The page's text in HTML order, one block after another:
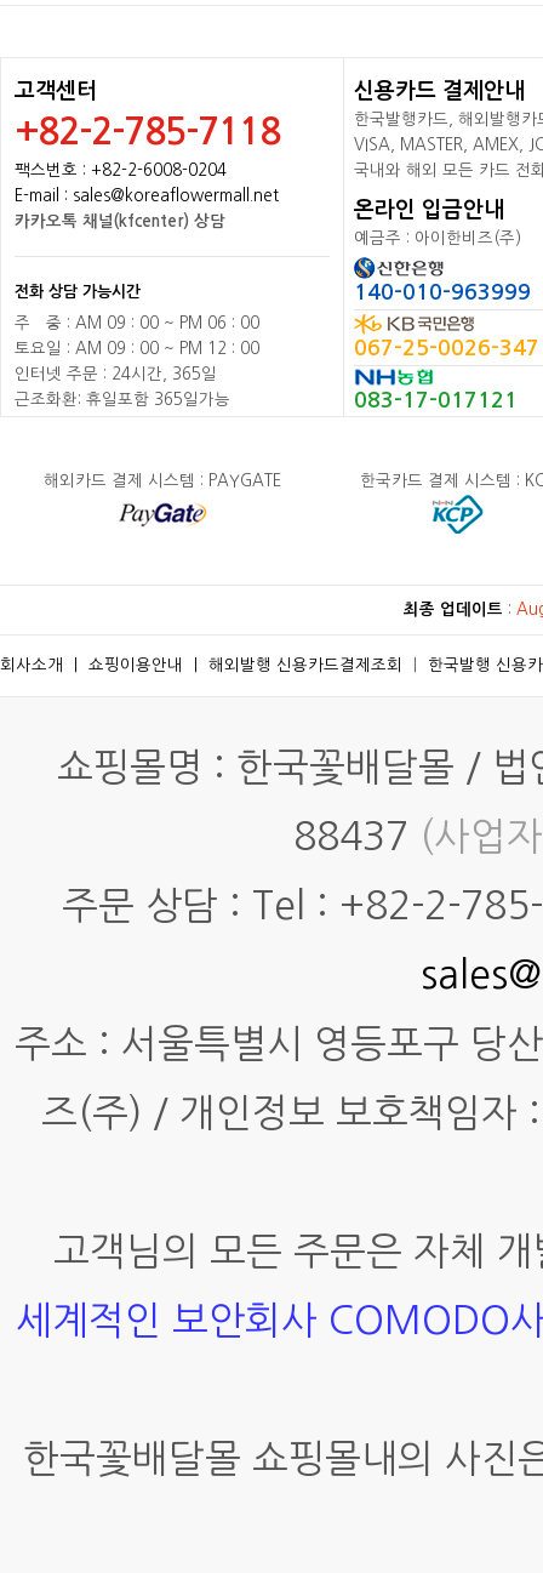
고객센터
+82-2-785-7118
팩스번호 : +82-2-6008-0204
E-mail : sales@koreaflowermall.net
카카오톡 채널(kfcenter) 상담
전화 상담 가능시간
주
중 : AM 09 : 00 ~ PM 06 : 00
토요일 : AM 09 : 00 ~ PM 12 : 00
인터넷 주문 : 24시간, 365일
근조화환: 휴일포함 365일가능
신용카드 결제안내
한국발행카드, 해외발행
VISA, MASTER, AMEX,
국내와 해외 모든 카드 전
온라인 입금안내
예금주 : 아이한비즈(주)
140-010-963999
067-25-0026-347
083-17-017121
해외카드 결제 시스템 : PAYGATE 한국카드 결제 시스템 :
최종 업데이트 :
회사소개 쇼핑이용안내 해외발행 신용카드결제조회 한국발행 신용
쇼핑몰명 : 한국꽃배달몰 /
88437 (사업
주문 상담 : Tel : +82-2-
주소 : 서울특별시 영등포구 당
즈(주) / 개인정보 보호책임
고객님의 모든 주문은 자체
세계적인 보안회사 COMODO
한국꽃배달몰 쇼핑몰내의 사진